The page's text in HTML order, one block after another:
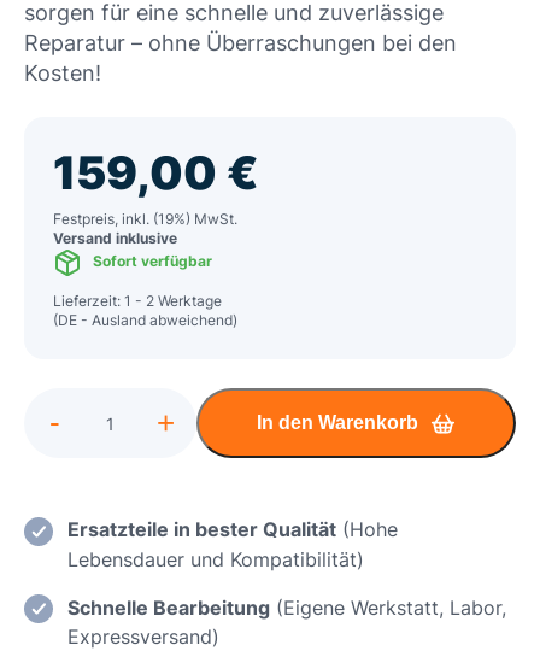
sorgen für eine schnelle und zuverlässige
Reparatur – ohne Überraschungen bei den
Kosten!
159,00 €
Festpreis, inkl. (19%) MwSt.
Versand inklusive
Sofort verfügbar
Lieferzeit: 1 - 2 Werktage
(DE - Ausland abweichend)
Lenovo
15IMH6
Mainboard
Menge
- + In den Warenkorb
Ersatzteile in bester Qualität (Hohe
Lebensdauer und Kompatibilität)
Schnelle Bearbeitung (Eigene Werkstatt, Labor,
Expressversand)